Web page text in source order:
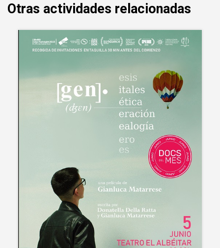
Otras actividades relacionadas